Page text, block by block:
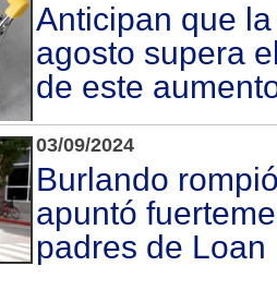
Anticipan que
agosto supera
de este
03/09/2024
Burlando
apuntó
padres de Loan